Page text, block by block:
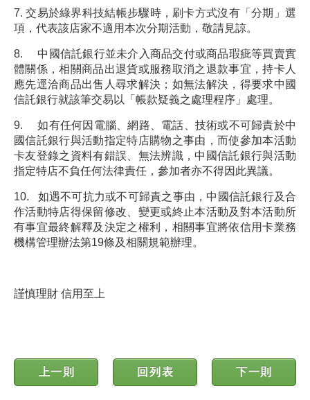
7. 交易於綠界科技結帳步驟時，刷卡方式沒有「分期」選
項，代表該店家不適用本次分期活動，敬請見諒。
8. 中國信託銀行並未介入商品交付或商品瑕疵等買賣實
體關係，相關商品出退貨或服務取消之退款事宜，持卡人
應先逕洽商品出售人尋求解決；如無法解決，得要求中國
信託銀行就該筆交易以「帳款疑義之處理程序」處理。
9. 如有任何因電腦、網路、電話、技術或不可歸責於中
國信託銀行與活動指定特店購物之事由，而使參加本活動
卡友登錄之資料有錯誤、無法辨識，中國信託銀行與活動
指定特店不負任何法律責任，參加者亦不得因此異議。
10. 如遇不可抗力或不可歸責之事由，中國信託銀行及合
作活動特店得保留修改、變更或終止本活動及對本活動所
有事宜最終解釋及決定之權利，相關事宜將依信用卡業務
機構管理辦法第19條及相關規範辦理。
謹慎理財 信用至上
上一則 回列表 下一則